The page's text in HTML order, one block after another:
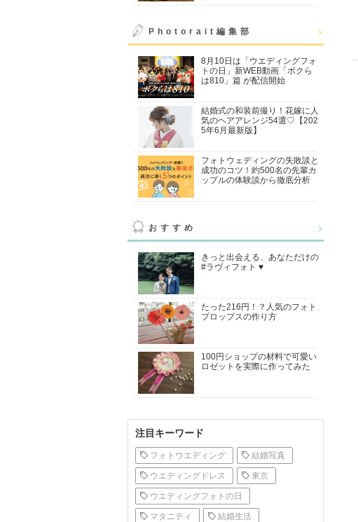
Photorait編集部
8月10日は「ウエディングフォ
トの日」新WEB動画「ボクら
は810」篇 が配信開始
結婚式の和装前撮り！花嫁に人
気のヘアアレンジ54選♡【202
5年6月最新版】
フォトウェディングの失敗談と
成功のコツ！約500名の先輩カ
ップルの体験談から徹底分析
おすすめ
きっと出会える、あなただけの
#ラヴィフォト ♥
たった216円！？人気のフォト
プロップスの作り方
100円ショップの材料で可愛い
ロゼットを実際に作ってみた
注目キーワード
フォトウエディング 結婚写真
ウエディングドレス 東京
ウエディングフォトの日
マタニティ 結婚生活